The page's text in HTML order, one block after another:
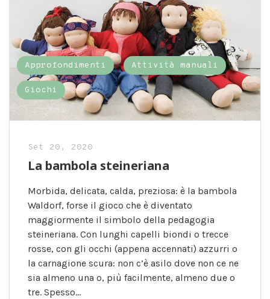
Approfondimenti Attività manuali
Giochi
Set 20, 2020
La bambola steineriana
Morbida, delicata, calda, preziosa: è la bambola
Waldorf, forse il gioco che è diventato
maggiormente il simbolo della pedagogia
steineriana. Con lunghi capelli biondi o trecce
rosse, con gli occhi (appena accennati) azzurri o
la carnagione scura: non c’è asilo dove non ce ne
sia almeno una o, più facilmente, almeno due o
tre. Spesso…